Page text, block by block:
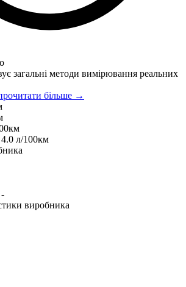
загальні методи вимірювання реальних
більше →
4.0 л/100км
-
виробника